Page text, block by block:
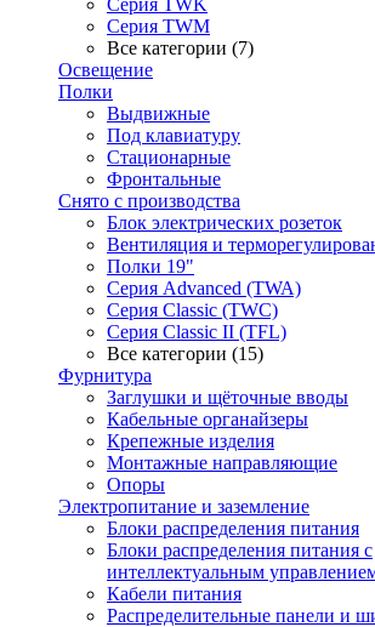
Серия TWK
Серия TWM
Все категории (7)
Освещение
Полки
Выдвижные
Под клавиатуру
Стационарные
Фронтальные
Снято с производства
Блок электрических розеток
Вентиляция и
Полки 19"
Серия Advanced (TWA)
Серия Classic (TWC)
Серия Classic II (TFL)
Все категории (15)
Фурнитура
Заглушки и щёточные вводы
Кабельные органайзеры
Крепежные изделия
Монтажные направляющие
Опоры
Электропитание и заземление
Блоки распределения питания
Блоки распределения питания с
интеллектуальным
Кабели питания
Распределительные панели и